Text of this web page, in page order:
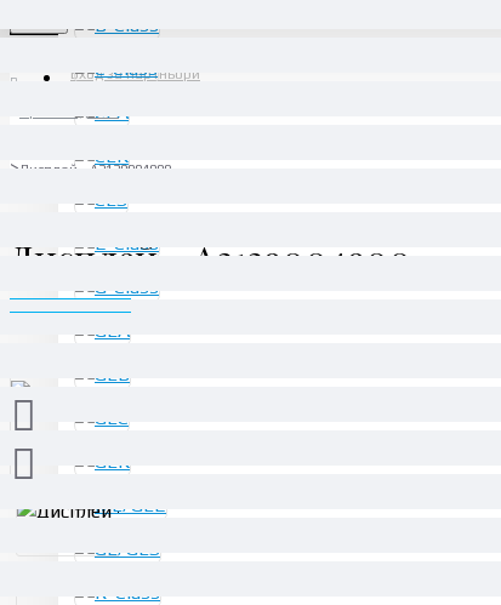
Вход за партньори
Дисплей - A2129004900
Дисплей - A2129004900